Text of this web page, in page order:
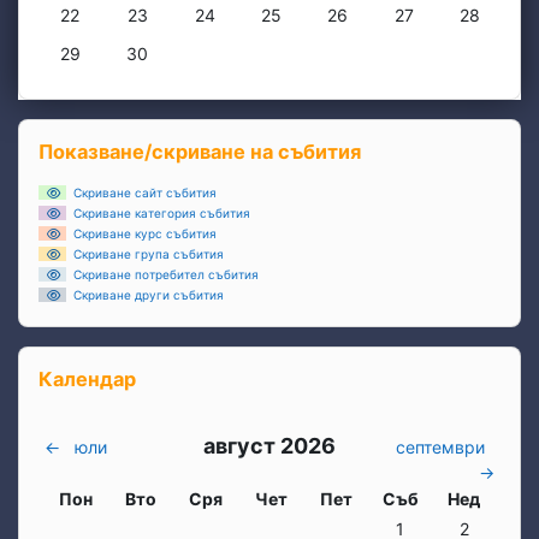
Няма събития, понеделник, 22 юни
22 Няма събития, вторник, 23 юни
23 Няма събития, сряда, 24 юни
24 Няма събития, четвъртък, 25 юни
25 Няма събития, петък, 26
26 Няма събития,
27 Няма
28
Няма събития, понеделник, 29 юни
29 Няма събития, вторник, 30 юни
30
Блокове
Прескочи Показване/скриване на събития
Показване/скриване на събития
Скриване сайт събития
Скриване категория събития
Скриване курс събития
Скриване група събития
Скриване потребител събития
Скриване други събития
Прескочи Календар
Календар
← юли август 2026
септември
→
Понеделник
Пон вторник
Вто Сряда
Сря четвъртък
Чет петък
Пет събота
Съб неделя
Нед
Няма събития,
1 Няма
2